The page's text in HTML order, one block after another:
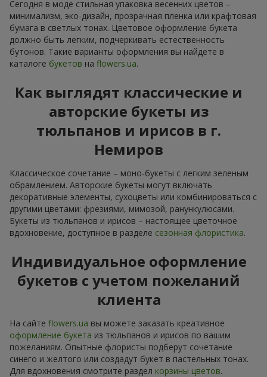
Сегодня в моде стильная упаковка весенних цветов –
минимализм, эко-дизайн, прозрачная пленка или крафтовая
бумага в светлых тонах. Цветовое оформление букета
должно быть легким, подчеркивать естественность
бутонов. Такие варианты оформления вы найдете в
каталоге букетов на flowers.ua.
Как выглядят классические и
авторские букеты из
тюльпанов и ирисов в г.
Немиров
Классическое сочетание – моно-букеты с легким зеленым
обрамлением. Авторские букеты могут включать
декоративные элементы, сухоцветы или комбинироваться с
другими цветами: фрезиями, мимозой, ранункулюсами.
Букеты из тюльпанов и ирисов – настоящее цветочное
вдохновение, доступное в разделе сезонная флористика.
Индивидуальное оформление
букетов с учетом пожеланий
клиента
На сайте flowers.ua вы можете заказать креативное
оформление букета из тюльпанов и ирисов по вашим
пожеланиям. Опытные флористы подберут сочетание
синего и желтого или создадут букет в пастельных тонах.
Для вдохновения смотрите раздел корзины цветов.